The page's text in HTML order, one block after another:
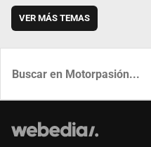
VER MÁS TEMAS